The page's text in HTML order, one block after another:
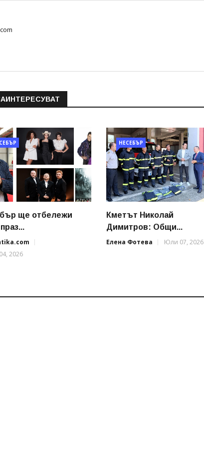
ще отбележи
2026
НЕСЕБЪР
Кметът Николай
Димитров: Общи...
Елена Фотева
Юли 07, 2026